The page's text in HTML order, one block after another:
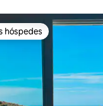
preferidos dos hóspedes
hóspedes